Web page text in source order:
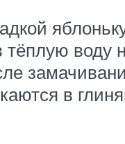
тёплую воду
в